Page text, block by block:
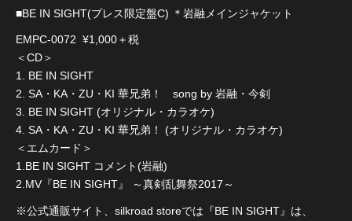
■BE IN SIGHT(プレス限定盤C) ＊岩融メインジャケット
EMPC-0072 ¥1,000＋税
＜CD＞
1. BE IN SIGHT
2. SA・KA・ZU・KI 華兄弟！ song by 岩融・今剣
3. BE IN SIGHT (オリジナル・カラオケ)
4. SA・KA・ZU・KI 華兄弟！ (オリジナル・カラオケ)
＜エムカード＞
1.BE IN SIGHT コメント(岩融)
2.MV『BE IN SIGHT』 ～真剣乱舞祭2017～
※公式通販サイト、silkroad storeでは『BE IN SIGHT』は、